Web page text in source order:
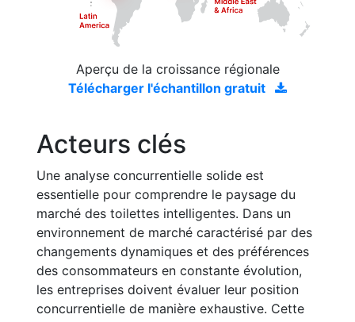
Aperçu de la croissance régionale
Télécharger l'échantillon gratuit
Acteurs clés
Une analyse concurrentielle solide est
essentielle pour comprendre le paysage du
marché des toilettes intelligentes. Dans un
environnement de marché caractérisé par des
changements dynamiques et des préférences
des consommateurs en constante évolution,
les entreprises doivent évaluer leur position
concurrentielle de manière exhaustive. Cette